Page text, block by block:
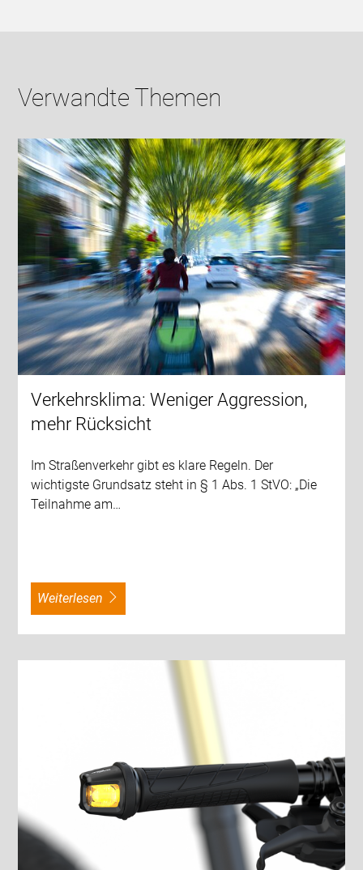
Verwandte Themen
Verkehrsklima: Weniger Aggression,
mehr Rücksicht
Im Straßenverkehr gibt es klare Regeln. Der
wichtigste Grundsatz steht in § 1 Abs. 1 StVO: „Die
Teilnahme am…
weiterlesen